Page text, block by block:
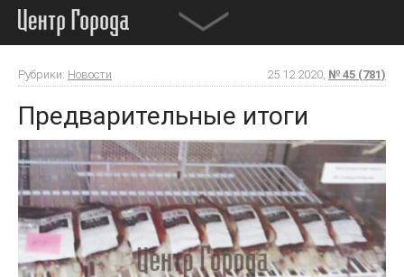
25.12.2020, № 45 (781)
Рубрики: Новости
Предварительные итоги